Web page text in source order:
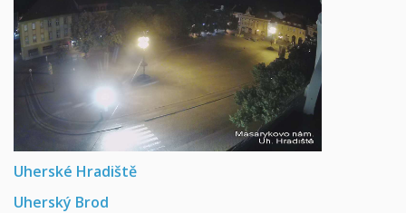
Uherské Hradiště
Uherský Brod